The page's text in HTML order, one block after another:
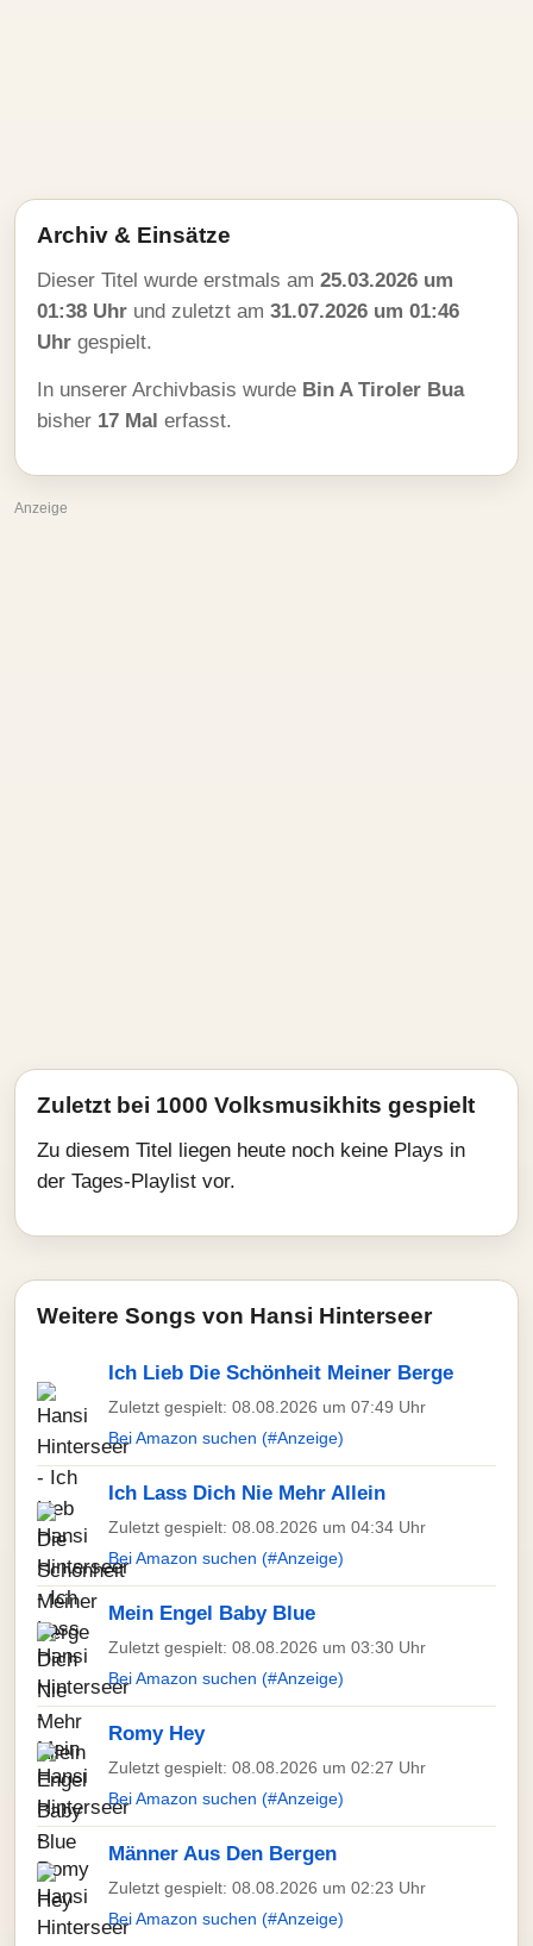
Archiv & Einsätze
Dieser Titel wurde erstmals am 25.03.2026 um
01:38 Uhr und zuletzt am 31.07.2026 um 01:46
Uhr gespielt.
In unserer Archivbasis wurde Bin A Tiroler Bua
bisher 17 Mal erfasst.
Anzeige
Zuletzt bei 1000 Volksmusikhits gespielt
Zu diesem Titel liegen heute noch keine Plays in
der Tages-Playlist vor.
Weitere Songs von Hansi Hinterseer
Ich Lieb Die Schönheit Meiner Berge
Zuletzt gespielt: 08.08.2026 um 07:49 Uhr
Bei Amazon suchen (#Anzeige)
Ich Lass Dich Nie Mehr Allein
Zuletzt gespielt: 08.08.2026 um 04:34 Uhr
Bei Amazon suchen (#Anzeige)
Mein Engel Baby Blue
Zuletzt gespielt: 08.08.2026 um 03:30 Uhr
Bei Amazon suchen (#Anzeige)
Romy Hey
Zuletzt gespielt: 08.08.2026 um 02:27 Uhr
Bei Amazon suchen (#Anzeige)
Männer Aus Den Bergen
Zuletzt gespielt: 08.08.2026 um 02:23 Uhr
Bei Amazon suchen (#Anzeige)